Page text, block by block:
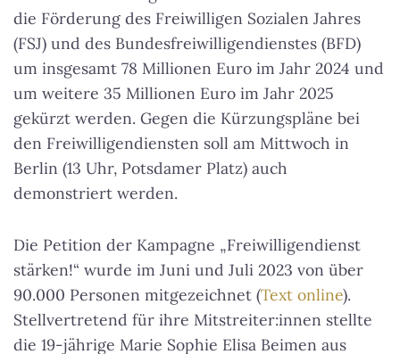
die Förderung des Freiwilligen Sozialen Jahres
(FSJ) und des Bundesfreiwilligendienstes (BFD)
um insgesamt 78 Millionen Euro im Jahr 2024 und
um weitere 35 Millionen Euro im Jahr 2025
gekürzt werden. Gegen die Kürzungspläne bei
den Freiwilligendiensten soll am Mittwoch in
Berlin (13 Uhr, Potsdamer Platz) auch
demonstriert werden.
Die Petition der Kampagne „Freiwilligendienst
stärken!“ wurde im Juni und Juli 2023 von über
90.000 Personen mitgezeichnet (Text online).
Stellvertretend für ihre Mitstreiter:innen stellte
die 19-jährige Marie Sophie Elisa Beimen aus